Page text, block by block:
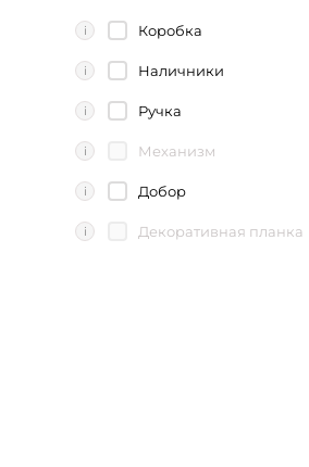
i Коробка
i Наличники
i Ручка
i Механизм
i Добор
i Декоративная планка